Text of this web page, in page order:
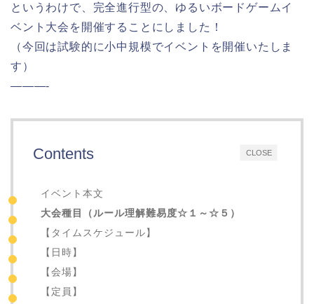
というわけで、完全進行型の、ゆるいボードゲームイ
ベント大会を開催することにしました！
（今回は試験的に小中規模でイベントを開催いたしま
す）
———-
CLOSE
Contents
イベント本文
大会種目（ルール理解難易度☆１～☆５）
【タイムスケジュール】
【日時】
【会場】
【定員】